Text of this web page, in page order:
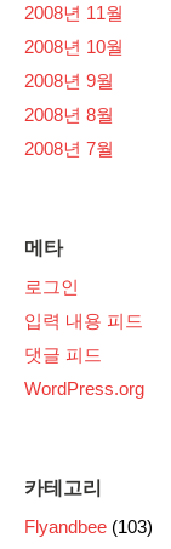
2008년 11월
2008년 10월
2008년 9월
2008년 8월
2008년 7월
메타
로그인
입력 내용 피드
댓글 피드
WordPress.org
카테고리
Flyandbee (103)